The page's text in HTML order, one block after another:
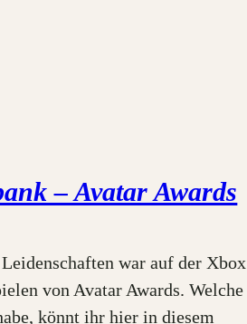
– Avatar Awards
war auf der Xbox
von Avatar Awards. Welche
könnt ihr hier in diesem